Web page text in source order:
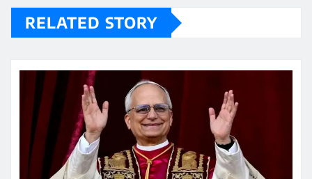
RELATED STORY